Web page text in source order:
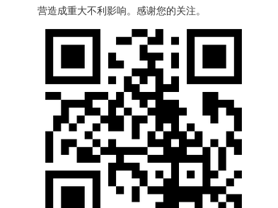
营造成重大不利影响。感谢您的关注。